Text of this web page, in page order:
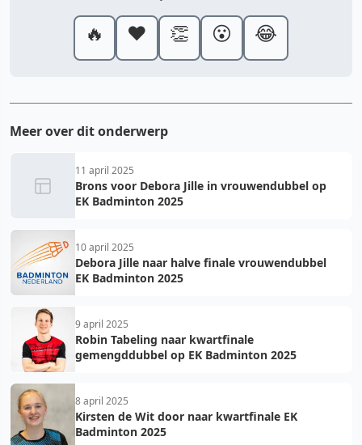
🔥 ❤️ 👏 😮 😂
Meer over dit onderwerp
11 april 2025
Brons voor Debora Jille in vrouwendubbel op
EK Badminton 2025
10 april 2025
Debora Jille naar halve finale vrouwendubbel
EK Badminton 2025
9 april 2025
Robin Tabeling naar kwartfinale
gemengddubbel op EK Badminton 2025
8 april 2025
Kirsten de Wit door naar kwartfinale EK
Badminton 2025